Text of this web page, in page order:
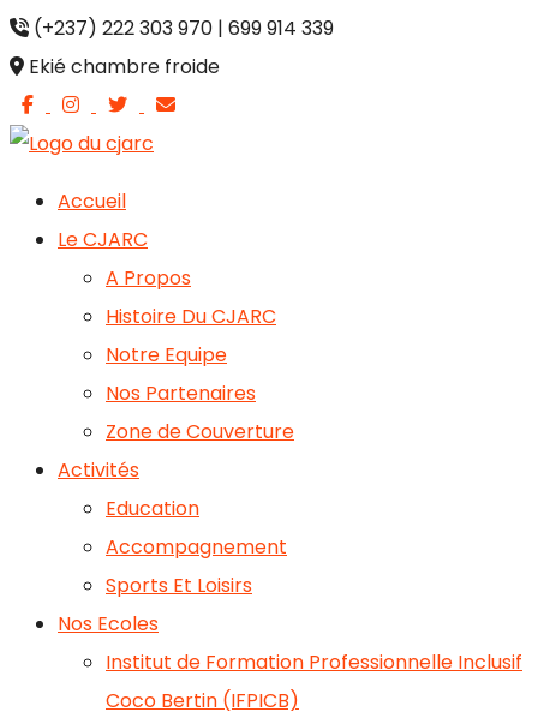
Aller
au
contenu
(+237) 222 303 970 | 699 914 339
Ekié chambre froide
Accueil
Le CJARC
A Propos
Histoire Du CJARC
Notre Equipe
Nos Partenaires
Zone de Couverture
Activités
Education
Accompagnement
Sports Et Loisirs
Nos Ecoles
Institut de Formation Professionnelle Inclusif
Coco Bertin (IFPICB)